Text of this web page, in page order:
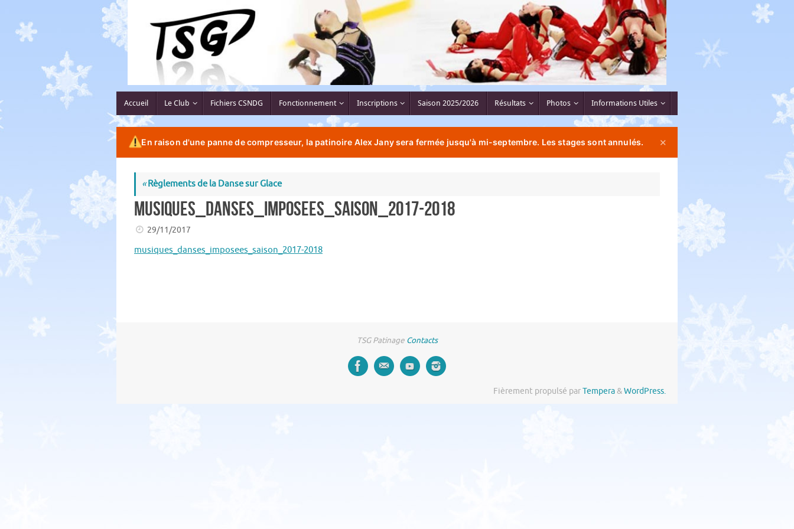
contenu
contenu
Accueil Le Club Fichiers CSNDG Fonctionnement Inscriptions Saison 2025/2026 Résultats Photos Informations Utiles
En raison d'une panne de compresseur, la patinoire Alex Jany sera fermée jusqu'à mi-septembre. Les stages sont annulés. ✕
«Règlements de la Danse sur Glace
Musiques_Danses_Imposees_Saison_2017-2018
29/11/2017
musiques_danses_imposees_saison_2017-2018
TSG Patinage Contacts
Fièrement propulsé parTempera&WordPress.